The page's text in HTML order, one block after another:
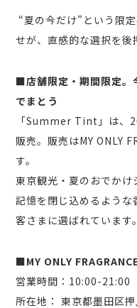
“夏の今だけ”という限
せが、直感的な選択を後
■店舗限定・期間限定。
でまとう
「Summer Tint」は、
販売。販売はMY ONLY
す。
東京観光・夏のおでかけ
記憶を閉じ込めるよう
客さまに選ばれています。
■MY ONLY
営業時間：10:00-21:00
所在地： 東京都墨田区